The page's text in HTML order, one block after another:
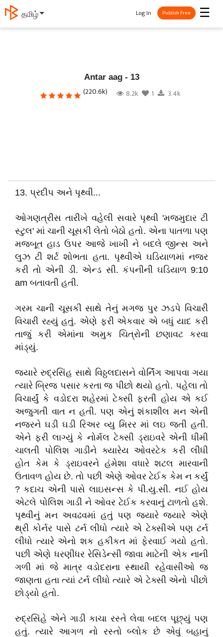
தமிழ் ☰
Log In Publish Free
Antar aag - 13
(220.6k) 8.2k 1 3.4k
13. પ્રદીપ અને પૃથ્વી...
ઓગણત્રીસ તારીખે વહેલી સવારે પૃથ્વી 'મજમુદાર ટી
સ્ટુલ' માં ચાની ચૂસકી લેતો બેઠો હતો. એના પાતળા પણ
મજબૂત હાડ ઉપર આજે ખાખી ને બદલે જીન્સ અને
લુઝ ટી શર્ટ શોભતા હતા. પૃથ્વીએ ઘડિયાળમાં નજર
કરી તો એની ડી. એન્ડ સી. કંપનીની ઘડિયાળ 9:10
am બતાવતી હતી.
ગરમ ચાની ચૂસકી સાથે તેનું મગજ પુર ઝડપે વિચારી
વિચારી રહ્યું હતું. એણે ફરી એકવાર એ બધું યાદ કરી
તાજું કરી એમાંના અમુક ચિત્રોની છણાવટ કરવા
માંડ્યું.
જ્યારે રુદ્રસિંહ સાથે વિઠ્ઠલદાસને વોર્નિંગ આપવા ગયા
ત્યારે બ્રિજ પસાર કરતા જ પીછો થયો હતો. પહેલા તો
વિચાર્યું કે વડોદરા શહેરમાં ટેક્સી ફરતી હોય એ કઈ
અજુગતી વાત ન હતી. પણ એનું શંકાશીલ મન એની
નજરને ઘડી ઘડી રિઅર વ્યુ મિરર માં લઇ જતી હતી.
એને ફરી લાગ્યું કે નોર્મલ ટેક્સી ડ્રાઇવરે એની ધીમી
ચાલતી પોલિશ ગાડીને ક્યારેય ઓવરટેક કરી લીધી
હોત કેમ કે ડ્રાઇવરને હંમેશા વધારે શટલ મારવાની
ઉતાવળ હોય છે. તો પછી એણે ઓવર ટેઈક કેમ ન કર્યું
? કદાચ એની પાસે લાઇસન્સ કે પી.યુ.સી. નઈ હોય
એટલે પોલિશ ગાડી ને ઓવર ટેઈક કરવાનું ટાળતો હશે.
પૃથ્વીનું મન અવઢવમાં હતું પણ જ્યારે જ્યારે એણે
થ્રી કોર્નર પાસે ટર્ન લીધો ત્યારે એ ટેક્સીએ પણ ટર્ન
લીધો ત્યારે એનો શક હકીકત માં ફેરવાઈ ગયો હતો.
પછી એણે ધરણીધર રેસિડેન્સી જાવા માટેની એક નાની
ગળી માં જે માત્ર વડોદરાના સ્થાયી રહેવાસીઓ જ
જાણતા હતા ત્યાં ટર્ન લીધો ત્યારે એ ટેક્સી એનો પીછો
છોડ્યો હતો.
રુદ્રસિંહે એને ગાડી કાચા રસ્તે લેવા બદલ પૂછ્યું પણ
હતું. ત્યારે આગળ નો રસ્તો બ્લોક છે એવું બહાનું